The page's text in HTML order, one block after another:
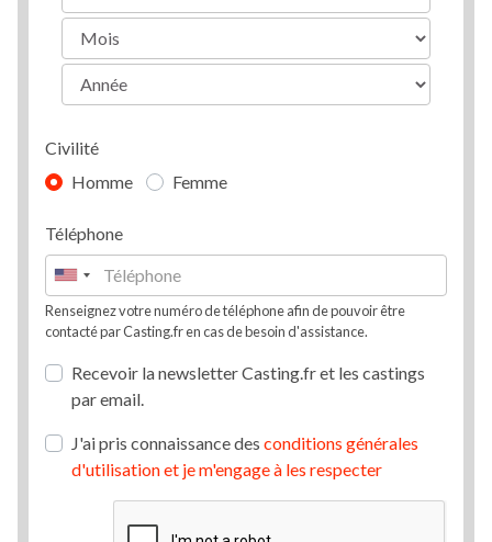
Civilité
Homme
Femme
Téléphone
Renseignez votre numéro de téléphone afin de pouvoir être
contacté par Casting.fr en cas de besoin d'assistance.
Recevoir la newsletter Casting.fr et les castings
par email.
J'ai pris connaissance des conditions générales
d'utilisation et je m'engage à les respecter